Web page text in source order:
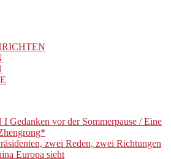
vor der Sommerpause / Eine
zwei Reden, zwei Richtungen
Europa sieht